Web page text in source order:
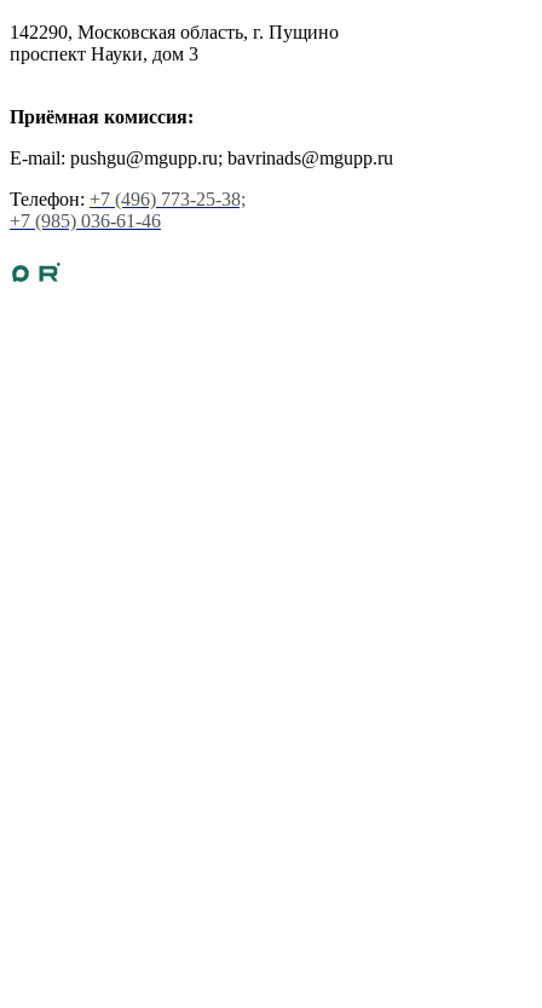
142290, Московская область, г. Пущино
проспект Науки, дом 3
Приёмная комиссия:
E-mail: pushgu@mgupp.ru; bavrinads@mgupp.ru
Телефон: +7 (496) 773-25-38;
+7 (985) 036-61-46